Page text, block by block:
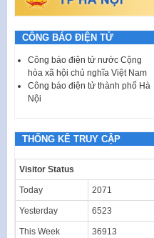
CÔNG BÁO ĐIỆN TỬ
Công báo điện tử nước Cộng
hòa xã hội chủ nghĩa Việt Nam
Công báo điện tử thành phố Hà
Nội
THỐNG KÊ TRUY CẬP
Visitor Status
Today 2071
Yesterday 6523
This Week 36913